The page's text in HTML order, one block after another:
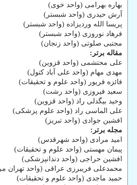
بهاره بهرامی (واحد خوی)
آرش حیدری (واحد شبستر)
پریسا الله وردیزاده (واحد شبستر)
فرهاد نوروزی (واحد شبستر)
مجتبی صلوتی (واحد زنجان)
مقاله برتر:
علی محتشمی (واحد قزوین)
مهدی مهام (واحد علی آباد کتول)
فائزه فریور (واحد علوم و تحقیقات)
سعید فیروزی (واحد رشت)
وحید بیگدلی راد (واحد قزوین)
علی الماسی راد (واحد علوم پزشکی)
افشین جوادی (واحد تبریز)
مجله برتر:
امید مرادی (واحد شهرقدس)
پیمان مهستی (واحد علوم و تحقیقات)
افشین حراجی (واحد دندانپزشکی)
محمدعلی فریبرزی عراقی (واحد تهران
حمید ماجدی (واحد علوم و تحقیقات)